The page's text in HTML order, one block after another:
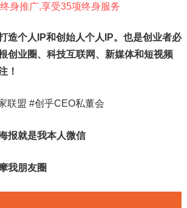
圈终身推广,享受35项终身服务‎
造个人IP和创始人个人IP。也是创业者必
创业圈、科技互联网、新媒体和短视频
！
联盟 #创乎CEO私董会
报就是我本人微信
我朋友圈